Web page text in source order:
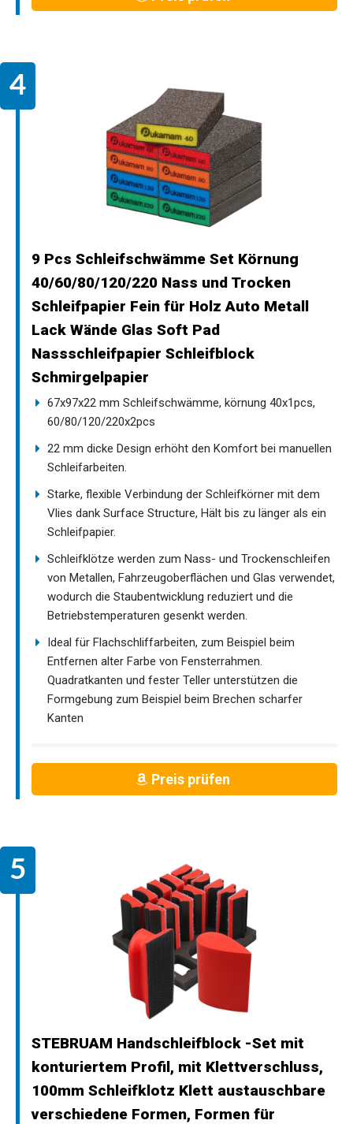
9 Pcs Schleifschwämme Set Körnung
40/60/80/120/220 Nass und Trocken
Schleifpapier Fein für Holz Auto Metall
Lack Wände Glas Soft Pad
Nassschleifpapier Schleifblock
Schmirgelpapier
67x97x22 mm Schleifschwämme, körnung 40x1pcs,
60/80/120/220x2pcs
22 mm dicke Design erhöht den Komfort bei manuellen
Schleifarbeiten.
Starke, flexible Verbindung der Schleifkörner mit dem
Vlies dank Surface Structure, Hält bis zu länger als ein
Schleifpapier.
Schleifklötze werden zum Nass- und Trockenschleifen
von Metallen, Fahrzeugoberflächen und Glas verwendet,
wodurch die Staubentwicklung reduziert und die
Betriebstemperaturen gesenkt werden.
Ideal für Flachschliffarbeiten, zum Beispiel beim
Entfernen alter Farbe von Fensterrahmen.
Quadratkanten und fester Teller unterstützen die
Formgebung zum Beispiel beim Brechen scharfer
Kanten
Preis prüfen
STEBRUAM Handschleifblock -Set mit
konturiertem Profil, mit Klettverschluss,
100mm Schleifklotz Klett austauschbare
verschiedene Formen, Formen für